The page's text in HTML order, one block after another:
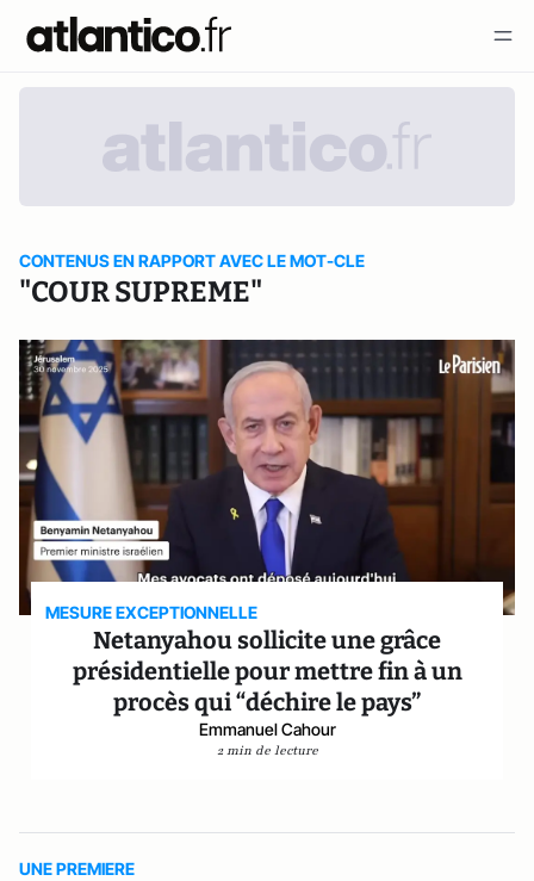
CONTENUS EN RAPPORT AVEC LE MOT-CLE
"COUR SUPREME"
MESURE EXCEPTIONNELLE
Netanyahou sollicite une grâce
présidentielle pour mettre fin à un
procès qui “déchire le pays”
Emmanuel Cahour
2 min de lecture
UNE PREMIERE